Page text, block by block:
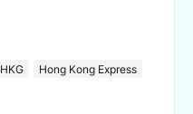
Hong Kong Express